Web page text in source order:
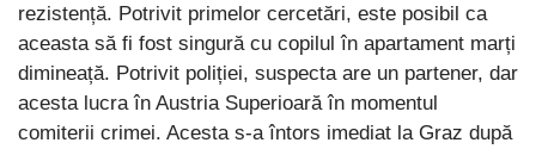
rezistență. Potrivit primelor cercetări, este posibil ca
aceasta să fi fost singură cu copilul în apartament marți
dimineață. Potrivit poliției, suspecta are un partener, dar
acesta lucra în Austria Superioară în momentul
comiterii crimei. Acesta s-a întors imediat la Graz după